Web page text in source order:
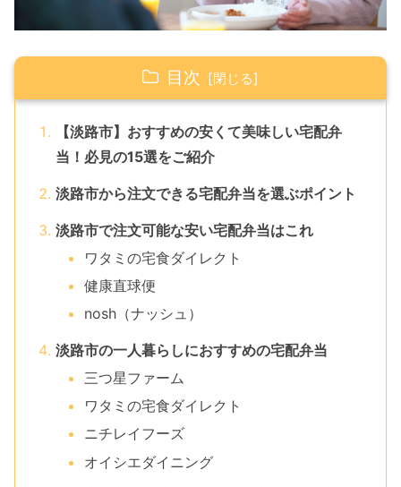
目次
【淡路市】おすすめの安くて美味しい宅配弁
当！必見の15選をご紹介
淡路市から注文できる宅配弁当を選ぶポイント
淡路市で注文可能な安い宅配弁当はこれ
ワタミの宅食ダイレクト
健康直球便
nosh（ナッシュ）
淡路市の一人暮らしにおすすめの宅配弁当
三つ星ファーム
ワタミの宅食ダイレクト
ニチレイフーズ
オイシエダイニング